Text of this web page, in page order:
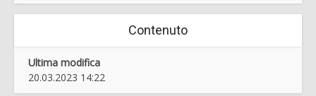
Contenuto
Ultima modifica
20.03.2023 14:22